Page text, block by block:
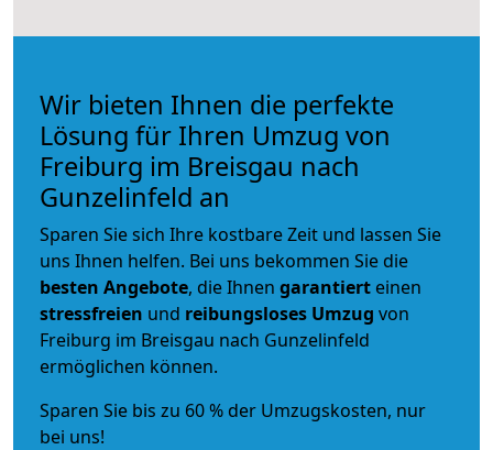
Wir bieten Ihnen die perfekte
Lösung für Ihren Umzug von
Freiburg im Breisgau nach
Gunzelinfeld an
Sparen Sie sich Ihre kostbare Zeit und lassen Sie
uns Ihnen helfen. Bei uns bekommen Sie die
besten Angebote, die Ihnen garantiert einen
stressfreien und reibungsloses Umzug von
Freiburg im Breisgau nach Gunzelinfeld
ermöglichen können.
Sparen Sie bis zu 60 % der Umzugskosten, nur
bei uns!